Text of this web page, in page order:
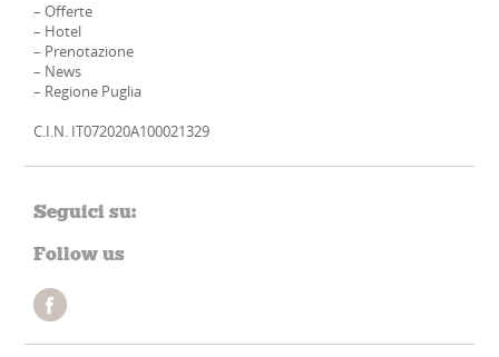
–Offerte
– Hotel
– Prenotazione
– News
– Regione Puglia
C.I.N. IT072020A100021329
Seguici su:
Follow us